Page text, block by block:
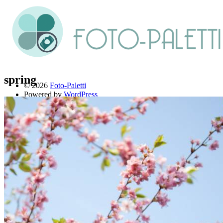
spring© 2026 Foto-Paletti
Powered by WordPress
Theme: Renkon vonElmastudio
Home
Portfolio
Florales
Menschen
Stadt und Land
Weitere Fotoblogs
Über mich
Impressum